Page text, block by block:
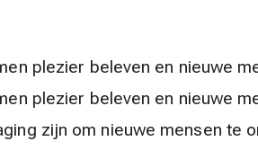
plezier beleven en nieuwe
plezier beleven en nieuwe
zijn om nieuwe mensen te